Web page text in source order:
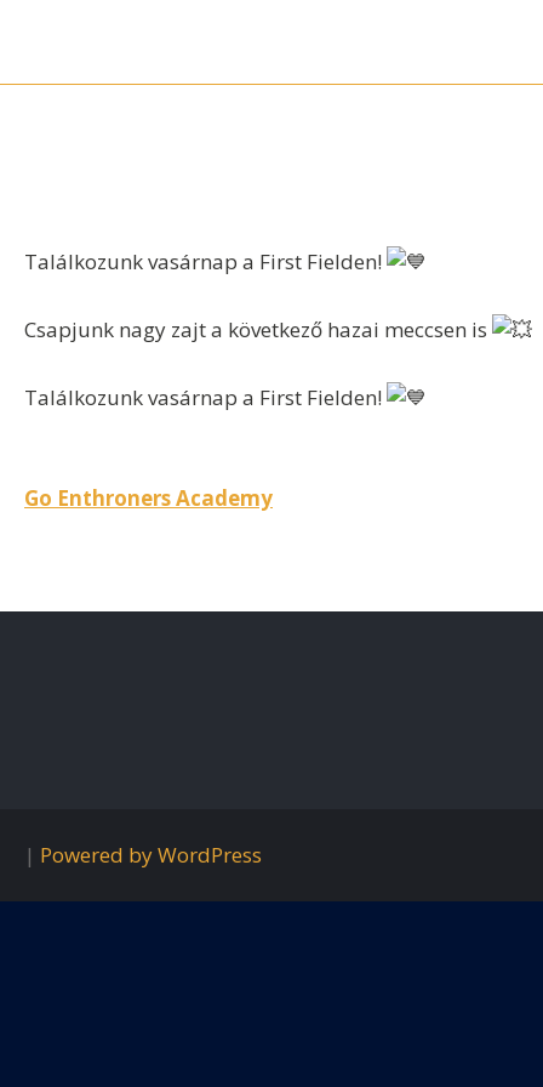
content
Találkozunk vasárnap a First Fielden!
Csapjunk nagy zajt a következő hazai meccsen is
Találkozunk vasárnap a First Fielden!
Bejegyzés
Go Enthroners Academy
| Powered by WordPress